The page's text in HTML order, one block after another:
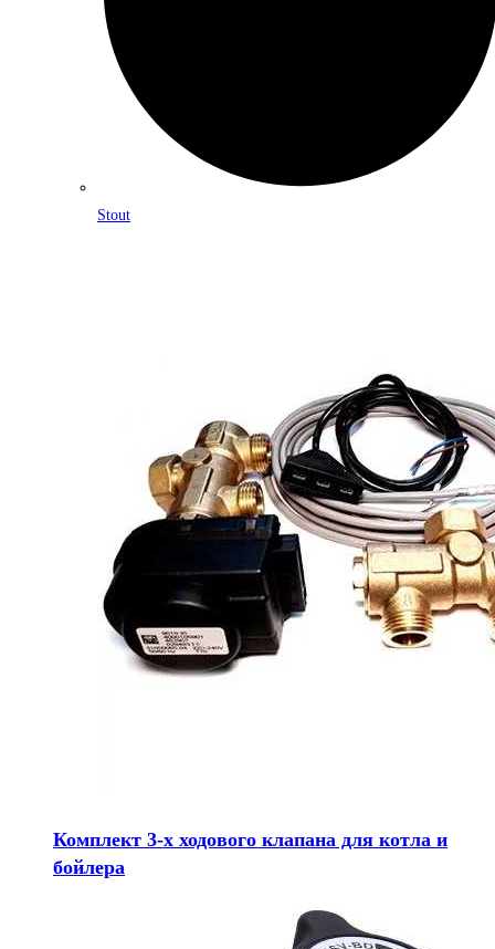
Stout
Комплект 3-х ходового клапана для котла и
бойлера